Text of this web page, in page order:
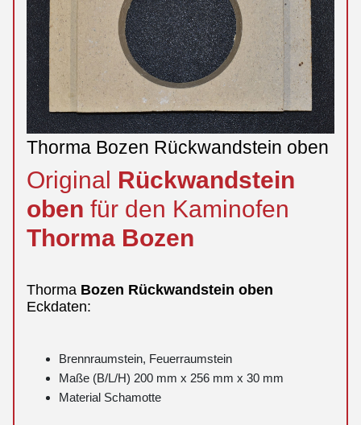
Thorma Bozen Rückwandstein oben
Original Rückwandstein
oben für den Kaminofen
Thorma Bozen
Thorma Bozen Rückwandstein oben
Eckdaten:
Brennraumstein, Feuerraumstein
Maße (B/L/H) 200 mm x 256 mm x 30 mm
Material Schamotte